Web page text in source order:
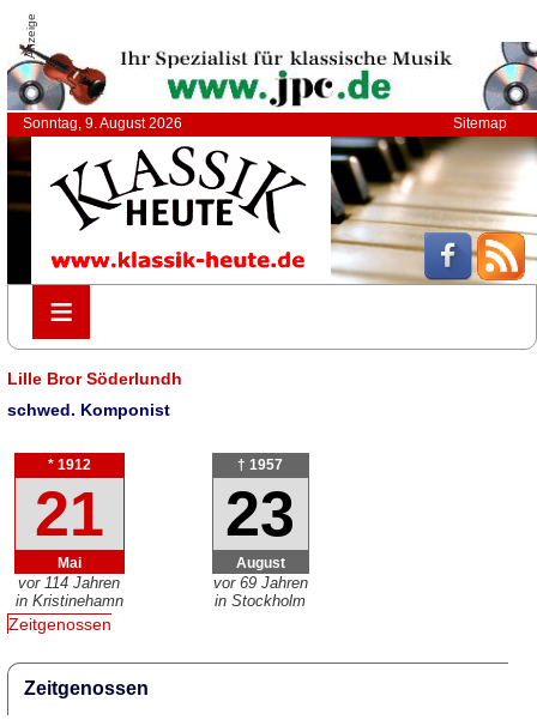
Anzeige
Sonntag, 9. August 2026 Sitemap
≡
≡
Lille Bror Söderlundh
schwed. Komponist
* 1912
21
Mai
vor 114 Jahren
in Kristinehamn
† 1957
23
August
vor 69 Jahren
in Stockholm
Zeitgenossen
Zeitgenossen